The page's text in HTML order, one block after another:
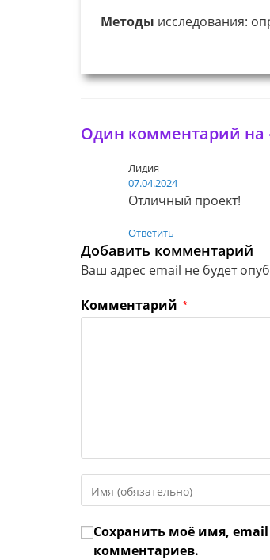
Методы исследования:
Один комментарий на
Лидия
07.04.2024
Отличный проект!
Ответить
Добавить комментарий
Ваш адрес email не будет
Комментарий *
свое
или
имя
Сохранить моё имя,
комментариев.